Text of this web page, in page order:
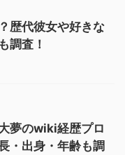
歴代彼女や好きな
調査！
夢のwiki経歴プロ
・出身・年齢も調